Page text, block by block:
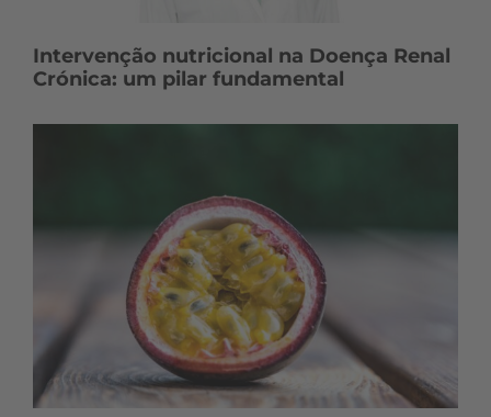
Intervenção nutricional na Doença Renal
Crónica: um pilar fundamental